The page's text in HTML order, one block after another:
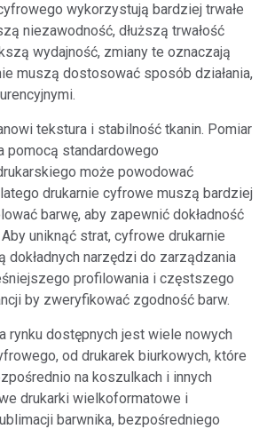
wykorzystują bardziej trwałe
niezawodność, dłuższą trwałość
wydajność, zmiany te oznaczają
muszą dostosować sposób działania,
tekstura i stabilność tkanin. Pomiar
pomocą standardowego
może powodować
drukarnie cyfrowe muszą bardziej
barwę, aby zapewnić dokładność
uniknąć strat, cyfrowe drukarnie
dokładnych narzędzi do zarządzania
profilowania i częstszego
by zweryfikować zgodność barw.
rynku dostępnych jest wiele nowych
od drukarek biurkowych, które
na koszulkach i innych
drukarki wielkoformatowe i
barwnika, bezpośredniego